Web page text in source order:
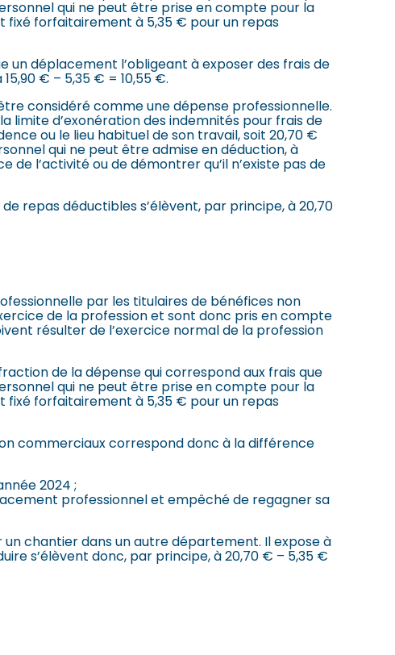
qui ne peut être prise en compte pour la
fixé forfaitairement à 5,35 € pour un repas
déplacement l’obligeant à exposer des frais de
€ – 5,35 € = 10,55 €.
considéré comme une dépense professionnelle.
limite d’exonération des indemnités pour frais de
ou le lieu habituel de son travail, soit 20,70 €
qui ne peut être admise en déduction, à
l’activité ou de démontrer qu’il n’existe pas de
repas déductibles s’élèvent, par principe, à 20,70
par les titulaires de bénéfices non
de la profession et sont donc pris en compte
résulter de l’exercice normal de la profession
de la dépense qui correspond aux frais que
qui ne peut être prise en compte pour la
fixé forfaitairement à 5,35 € pour un repas
commerciaux correspond donc à la différence
2024 ;
professionnel et empêché de regagner sa
chantier dans un autre département. Il expose à
s’élèvent donc, par principe, à 20,70 € – 5,35 €